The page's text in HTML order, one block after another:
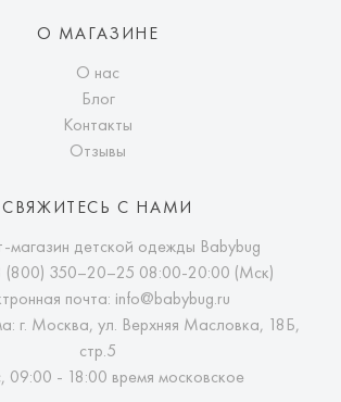
О МАГАЗИНЕ
О нас
Блог
Контакты
Отзывы
СВЯЖИТЕСЬ С НАМИ
магазин детской одежды Babybug
(800) 350–20–25 08:00-20:00 (Мск)
почта: info@babybug.ru
г. Москва, ул. Верхняя Масловка, 18Б,
стр.5
09:00 - 18:00 время московское